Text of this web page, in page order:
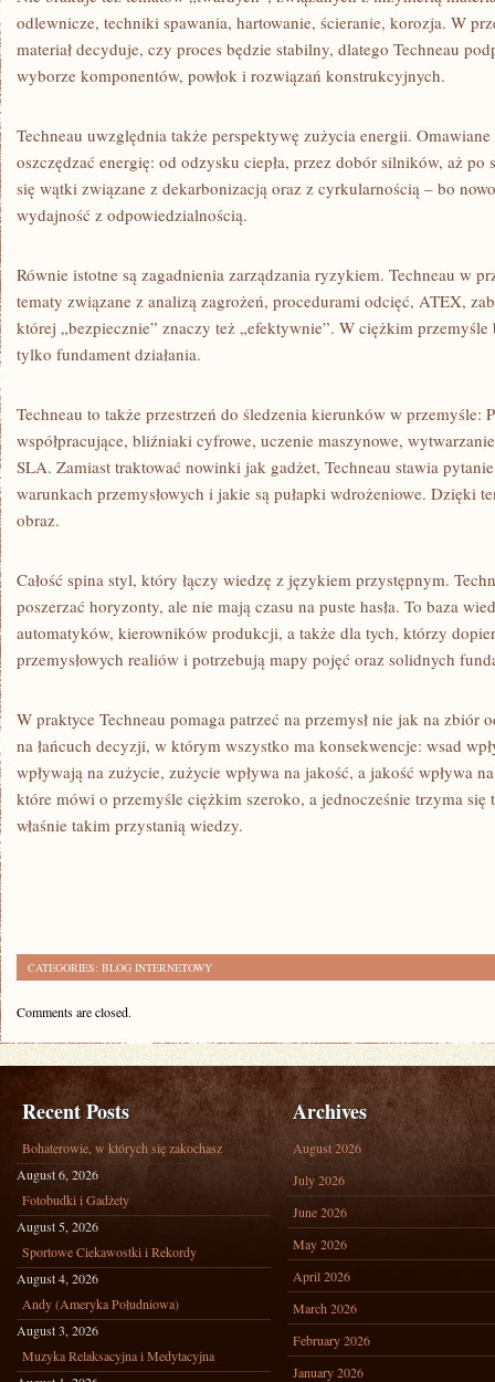
odlewnicze, techniki spawania, hartowanie, ścieranie, korozja. W
materiał decyduje, czy proces będzie stabilny, dlatego Techneau
wyborze komponentów, powłok i rozwiązań konstrukcyjnych.
Techneau uwzględnia także perspektywę zużycia energii.
oszczędzać energię: od odzysku ciepła, przez dobór silników, aż
się wątki związane z dekarbonizacją oraz z cyrkularnością – bo
wydajność z odpowiedzialnością.
Równie istotne są zagadnienia zarządzania ryzykiem. Techneau w
tematy związane z analizą zagrożeń, procedurami odcięć, ATEX,
której „bezpiecznie” znaczy też „efektywnie”. W ciężkim
tylko fundament działania.
Techneau to także przestrzeń do śledzenia kierunków w przemyśle:
współpracujące, bliźniaki cyfrowe, uczenie maszynowe,
SLA. Zamiast traktować nowinki jak gadżet, Techneau stawia
warunkach przemysłowych i jakie są pułapki wdrożeniowe. Dzięki
obraz.
Całość spina styl, który łączy wiedzę z językiem przystępnym.
poszerzać horyzonty, ale nie mają czasu na puste hasła. To baza
automatyków, kierowników produkcji, a także dla tych, którzy
przemysłowych realiów i potrzebują mapy pojęć oraz solidnych
W praktyce Techneau pomaga patrzeć na przemysł nie jak na zbiór
na łańcuch decyzji, w którym wszystko ma konsekwencje: wsad
wpływają na zużycie, zużycie wpływa na jakość, a jakość wpływa
które mówi o przemyśle ciężkim szeroko, a jednocześnie trzyma
właśnie takim przystanią wiedzy.
CATEGORIES: BLOG INTERNETOWY
Comments are closed.
Recent Posts
Bohaterowie, w których się zakochasz
August 6, 2026
Fotobudki i Gadżety
August 5, 2026
Sportowe Ciekawostki i Rekordy
August 4, 2026
Andy (Ameryka Południowa)
August 3, 2026
Muzyka Relaksacyjna i Medytacyjna
Archives
August 2026
July 2026
June 2026
May 2026
April 2026
March 2026
February 2026
January 2026